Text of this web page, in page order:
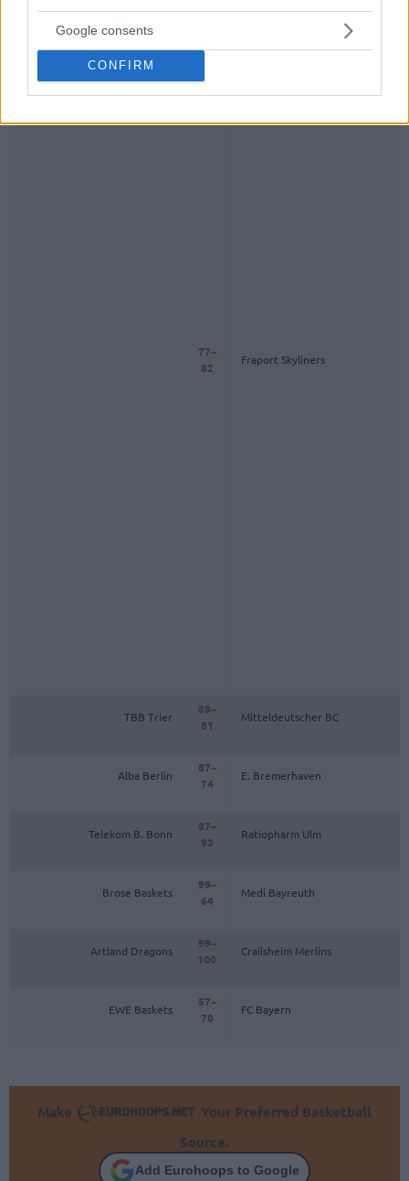
Google consents
CONFIRM
W. Tigers Tubingen
77–
82
Fraport Skyliners
TBB Trier
89–
81
Mitteldeutscher BC
Alba Berlin
87–
74
E. Bremerhaven
Telekom B. Bonn
87–
93
Ratiopharm Ulm
Brose Baskets
99–
64
Medi Bayreuth
Artland Dragons
99–
100
Crailsheim Merlins
EWE Baskets
57–
70
FC Bayern
Make
Your Preferred Basketball
Source.
Add Eurohoops to Google